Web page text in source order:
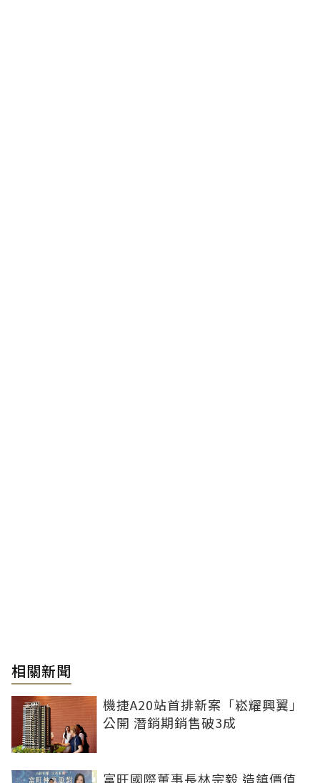
相關新聞
機捷A20站首排新案「崧耀興翼」
公開 潛銷期銷售破3成
富旺國際董事長林宗毅 造鎮價值